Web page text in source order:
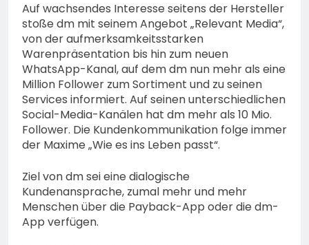
Auf wachsendes Interesse seitens der Hersteller
stoße dm mit seinem Angebot „Relevant Media“,
von der aufmerksamkeitsstarken
Warenpräsentation bis hin zum neuen
WhatsApp-Kanal, auf dem dm nun mehr als eine
Million Follower zum Sortiment und zu seinen
Services informiert. Auf seinen unterschiedlichen
Social-Media-Kanälen hat dm mehr als 10 Mio.
Follower. Die Kundenkommunikation folge immer
der Maxime „Wie es ins Leben passt“.
Ziel von dm sei eine dialogische
Kundenansprache, zumal mehr und mehr
Menschen über die Payback-App oder die dm-
App verfügen.